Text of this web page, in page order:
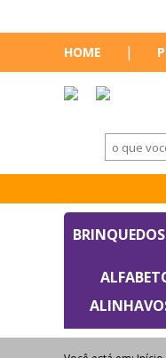
HOME |
BRINQUEDOS